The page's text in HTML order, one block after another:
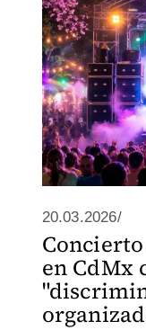
20.03.2026/
en CdMx